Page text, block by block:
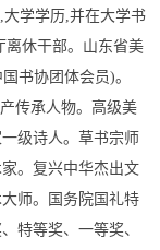
大学学历,并在大学书
离休干部。山东省美
书协团体会员)。
传承人物。高级美
级诗人。草书宗师
。复兴中华杰出文
师。国务院国礼特
特等奖、一等奖、